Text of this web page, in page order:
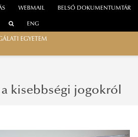
WEBMAIL BELSŐ DOKUMENTUMTÁR
ENG
EGYETEM
kisebbségi jogokról